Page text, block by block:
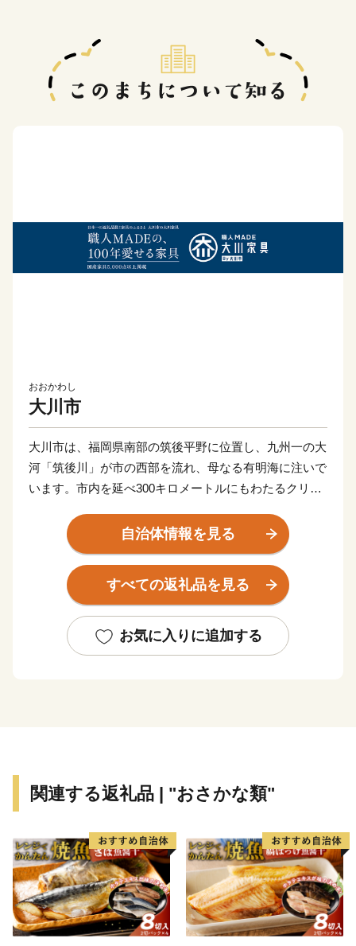
おおかわし
大川市
大川市は、福岡県南部の筑後平野に位置し、九州一の大
河「筑後川」が市の西部を流れ、母なる有明海に注いで
います。市内を延べ300キロメートルにもわたるクリー
大川の歴史は、大川木工の歴史といっても過言ではない
ほど、木工業と密着してきたまちです。筑後川の河口に
ある大川市は、木材の産地大分県日田から川を下ってく
として重要な役割を果たしてきました。その中心が大川
家具発祥の地といわれる「榎津（えのきづ）」です。
また、筑後川と有明海の豊かな恵によってもたらされる
水産業も盛んで、弘法大師にまつわる伝統を持つ珍魚
「エツ」や「天然うなぎ」も特産品です。
自治体情報を見る
すべての返礼品を見る
お気に入りに追加する
関連する返礼品 | "おさかな類"